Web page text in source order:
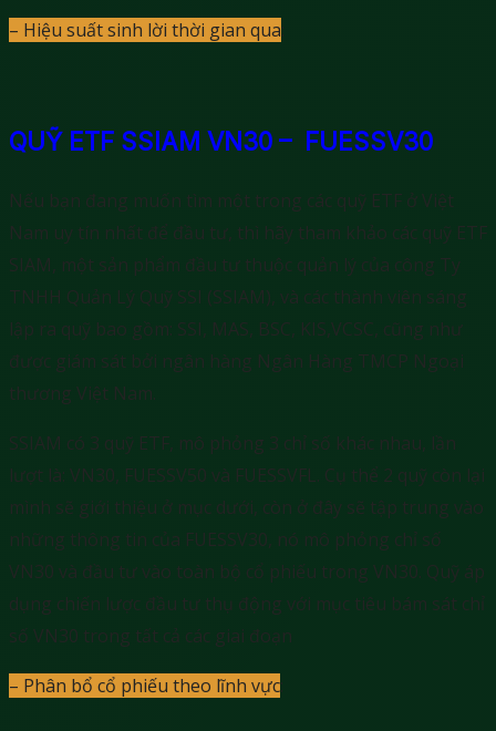
– Hiệu suất sinh lời thời gian qua:
QUỸ ETF SSIAM VN30 – FUESSV30
Nếu bạn đang muốn tìm một trong các quỹ ETF ở Việt
Nam uy tín nhất để đầu tư, thì hãy tham khảo các quỹ ETF
SIAM, một sản phẩm đầu tư thuộc quản lý của công Ty
TNHH Quản Lý Quỹ SSI (SSIAM), và các thành viên sáng
lập ra quỹ bao gồm: SSI, MAS, BSC, KIS,VCSC, cũng như
được giám sát bởi ngân hàng Ngân Hàng TMCP Ngoại
thương Việt Nam.
SSIAM có 3 quỹ ETF, mô phỏng 3 chỉ số khác nhau, lần
lượt là: VN30, FUESSV50 và FUESSVFL. Cụ thể 2 quỹ còn lại
mình sẽ giới thiệu ở mục dưới, còn ở đây sẽ tập trung vào
những thông tin của FUESSV30, nó mô phỏng chỉ số
VN30 và đầu tư vào toàn bộ cổ phiếu trong VN30. Quỹ áp
dụng chiến lược đầu tư thụ động với mục tiêu bám sát chỉ
số VN30 trong tất cả các giai đoạn
– Phân bổ cổ phiếu theo lĩnh vực: